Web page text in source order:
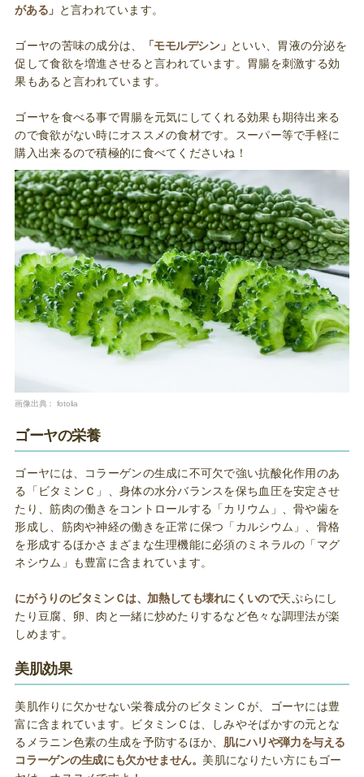
がある」 と言われています。
ゴーヤの苦味の成分は、 「モモルデシン」 といい、胃液の分泌を
促して食欲を増進させると言われています。胃腸を刺激する効
果もあると言われています。
ゴーヤを食べる事で胃腸を元気にしてくれる効果も期待出来る
ので食欲がない時にオススメの食材です。スーパー等で手軽に
購入出来るので積極的に食べてくださいね！
画像出典： fotolia
ゴーヤの栄養
ゴーヤには、コラーゲンの生成に不可欠で強い抗酸化作用のあ
る「ビタミンＣ」、身体の水分バランスを保ち血圧を安定させ
たり、筋肉の働きをコントロールする「カリウム」、骨や歯を
形成し、筋肉や神経の働きを正常に保つ「カルシウム」、骨格
を形成するほかさまざまな生理機能に必須のミネラルの「マグ
ネシウム」も豊富に含まれています。
にがうりのビタミンＣは、加熱しても壊れにくいので天ぷらにし
たり豆腐、卵、肉と一緒に炒めたりするなど色々な調理法が楽
しめます。
美肌効果
美肌作りに欠かせない栄養成分のビタミンＣが、ゴーヤには豊
富に含まれています。ビタミンＣは、しみやそばかすの元とな
るメラニン色素の生成を予防するほか、 肌にハリや弾力を与える
コラーゲンの生成にも欠かせません。 美肌になりたい方にもゴー